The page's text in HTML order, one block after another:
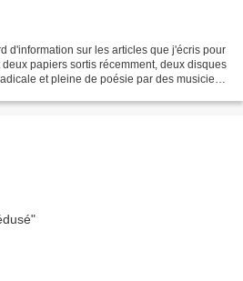
d'information sur les articles que j'écris pour
papiers sortis récemment, deux disques
et pleine de poésie par des musiciens